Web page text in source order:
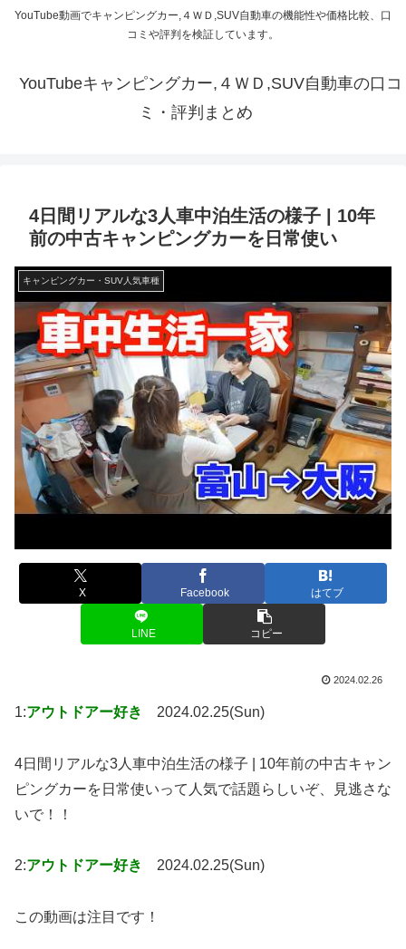
YouTube動画でキャンピングカー,４ＷＤ,SUV自動車の機能性や価格比較、口
コミや評判を検証しています。
YouTubeキャンピングカー,４ＷＤ,SUV自動車の口コ
ミ・評判まとめ
4日間リアルな3人車中泊生活の様子 | 10年
前の中古キャンピングカーを日常使い
キャンピングカー・SUV人気車種
X Facebook はてブ
LINE コピー
2024.02.26
1:アウトドアー好き 2024.02.25(Sun)
4日間リアルな3人車中泊生活の様子 | 10年前の中古キャン
ピングカーを日常使いって人気で話題らしいぞ、見逃さな
いで！！
2:アウトドアー好き 2024.02.25(Sun)
この動画は注目です！